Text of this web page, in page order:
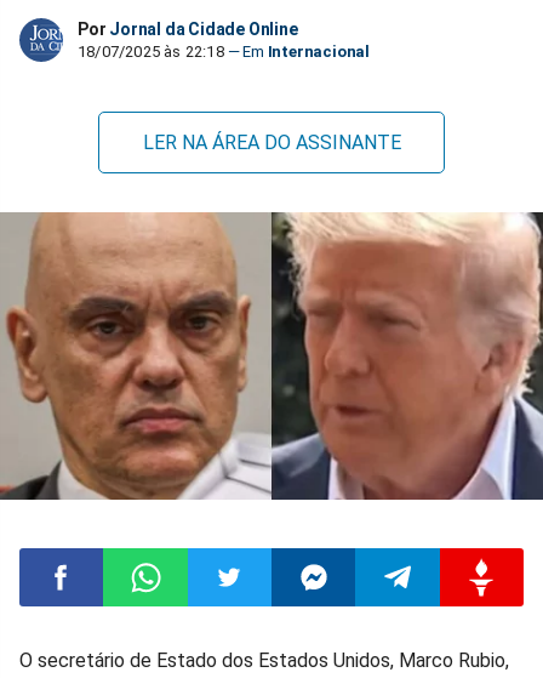
FacebookWhatsappTwitter Messenger
Por Jornal da Cidade Online
18/07/2025 às 22:18 Internacional
LER NA ÁREA DO ASSINANTE
CompartilharCompartilharCompartilharCompartilharCompartilhar
O secretário de Estado dos Estados Unidos, Marco Rubio,